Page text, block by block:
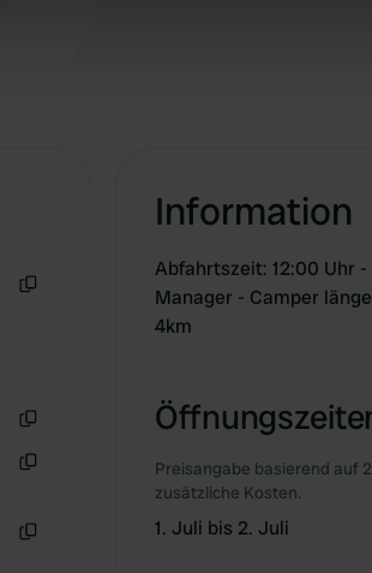
Information
Abfahrtszeit: 12:00 Uhr
Manager - Camper
4km
Preisangabe basierend auf
zusätzliche Kosten.
1. Juli bis 2. Juli